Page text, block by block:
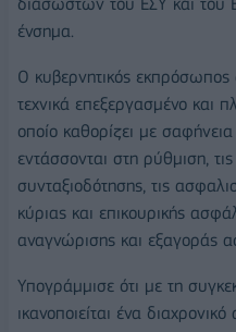
διασωστών του ΕΣΥ και του
ένσημα.
Ο κυβερνητικός εκπρόσωπος
τεχνικά επεξεργασμένο και
οποίο καθορίζει με σαφήνεια
εντάσσονται στη ρύθμιση,
συνταξιοδότησης, τις
κύριας και επικουρικής
αναγνώρισης και εξαγοράς
Υπογράμμισε ότι με τη
ικανοποιείται ένα